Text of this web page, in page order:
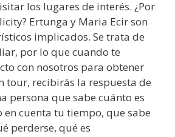
los lugares de interés. ¿Por
Ertunga y Maria Ecir son
implicados. Se trata de
por lo que cuando te
con nosotros para obtener
tour, recibirás la respuesta de
persona que sabe cuánto es
cuenta tu tiempo, que sabe
perderse, qué es